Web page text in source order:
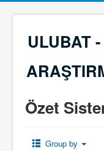
ULUBAT
Özet
Group by